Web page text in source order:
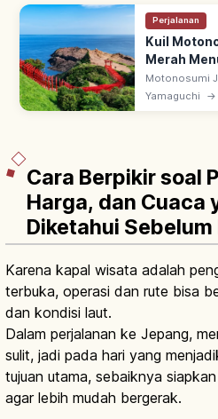
Perjalanan
Kuil
Merah
Berkunjung
Motonosumi
kuil dengan
menghadap
Yamaguchi →
Cara Berpikir soal
Harga, dan Cuaca
Diketahui Sebelum
Karena kapal wisata adalah
terbuka, operasi dan rute bisa
dan kondisi laut.
Dalam perjalanan ke Jepang,
sulit, jadi pada hari yang
tujuan utama, sebaiknya
agar lebih mudah bergerak.